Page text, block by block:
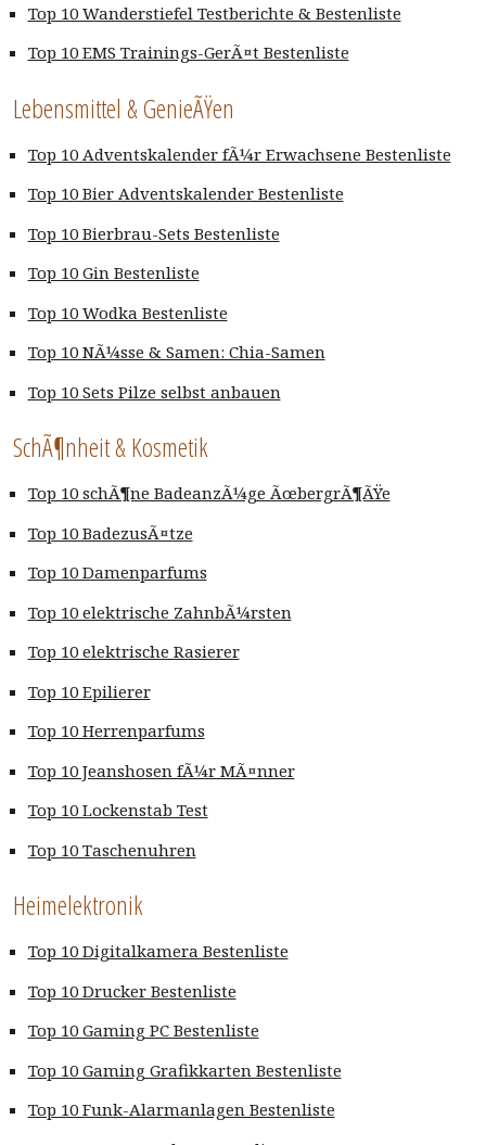
Top 10 Wanderstiefel Testberichte & Bestenliste
Top 10 EMS Trainings-GerÃ¤t Bestenliste
Lebensmittel & GenieÃŸen
Top 10 Adventskalender fÃ¼r Erwachsene Bestenliste
Top 10 Bier Adventskalender Bestenliste
Top 10 Bierbrau-Sets Bestenliste
Top 10 Gin Bestenliste
Top 10 Wodka Bestenliste
Top 10 NÃ¼sse & Samen: Chia-Samen
Top 10 Sets Pilze selbst anbauen
SchÃ¶nheit & Kosmetik
Top 10 schÃ¶ne BadeanzÃ¼ge ÃœbergrÃ¶ÃŸe
Top 10 BadezusÃ¤tze
Top 10 Damenparfums
Top 10 elektrische ZahnbÃ¼rsten
Top 10 elektrische Rasierer
Top 10 Epilierer
Top 10 Herrenparfums
Top 10 Jeanshosen fÃ¼r MÃ¤nner
Top 10 Lockenstab Test
Top 10 Taschenuhren
Heimelektronik
Top 10 Digitalkamera Bestenliste
Top 10 Drucker Bestenliste
Top 10 Gaming PC Bestenliste
Top 10 Gaming Grafikkarten Bestenliste
Top 10 Funk-Alarmanlagen Bestenliste